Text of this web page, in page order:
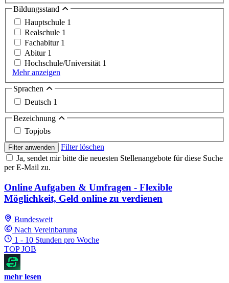
Bildungsstand
Hauptschule 1
Realschule 1
Fachabitur 1
Abitur 1
Hochschule/Universität 1
Mehr anzeigen
Sprachen
Deutsch 1
Bezeichnung
Topjobs
Filter anwenden
Filter löschen
Ja, sendet mir bitte die neuesten Stellenangebote für diese Suche
per E-Mail zu.
Online Aufgaben & Umfragen - Flexible
Möglichkeit, Geld online zu verdienen
Bundesweit
Nach Vereinbarung
1 - 10 Stunden pro Woche
TOP JOB
mehr lesen